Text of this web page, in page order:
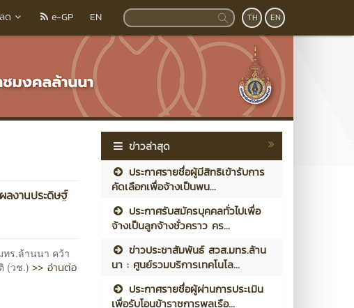
ด e-GP EN TH EN
ลงานประดิษฐ์
ทร.ล้านนา คว้า
(วช.)>> อ่านต่อ
ข่าวล่าสุด
ประกาศรายชื่อผู้มีสิทธิเข้ารับการ
คัดเลือกเพื่อจ้างเป็นพน...
ประกาศรับสมัครบุคคลทั่วไปเพื่อ
จ้างเป็นลูกจ้างชั่วคราว คร...
ข่าวประชาสัมพันธ์ สวส.มทร.ล้าน
นา : ศูนย์รวมบริการเทคโนโล...
ประกาศรายชื่อผู้ผ่านการประเมิน
เพื่อรับโอนข้าราชการพลเรือ...